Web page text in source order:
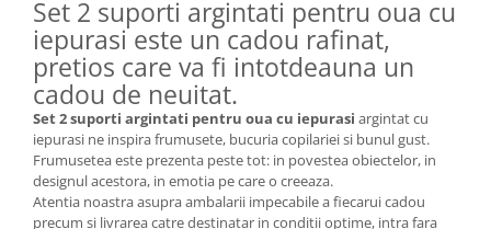
SWAN
FLORENTINE TURQUOISE
ANTHEMION GREY
ORCHARD
CREATURES OF CURIOSITY
JARDIN
RENAISSANCE RED
SERENDIPITY WHITE
Set 2 suporti argintati pentru oua cu
iepurasi este un cadou rafinat,
pretios care va fi intotdeauna un
cadou de neuitat.
Set 2 suporti argintati pentru oua cu iepurasi argintat cu
iepurasi ne inspira frumusete, bucuria copilariei si bunul gust.
Frumusetea este prezenta peste tot: in povestea obiectelor, in
designul acestora, in emotia pe care o creeaza.
Atentia noastra asupra ambalarii impecabile a fiecarui cadou
precum si livrarea catre destinatar in conditii optime, intra fara